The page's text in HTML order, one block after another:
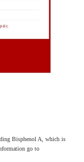
Bisphenol A, which is
go to